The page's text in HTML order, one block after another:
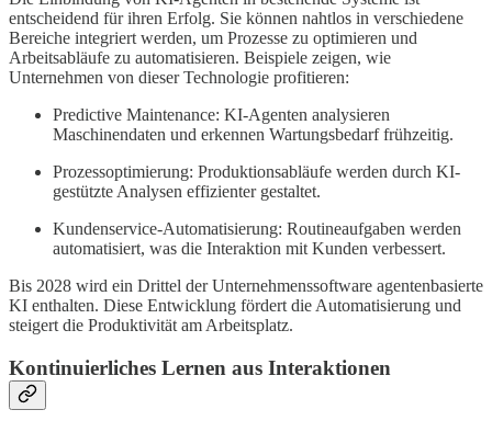
entscheidend für ihren Erfolg. Sie können nahtlos in verschiedene
Bereiche integriert werden, um Prozesse zu optimieren und
Arbeitsabläufe zu automatisieren. Beispiele zeigen, wie
Unternehmen von dieser Technologie profitieren:
Predictive Maintenance: KI-Agenten analysieren
Maschinendaten und erkennen Wartungsbedarf frühzeitig.
Prozessoptimierung: Produktionsabläufe werden durch KI-
gestützte Analysen effizienter gestaltet.
Kundenservice-Automatisierung: Routineaufgaben werden
automatisiert, was die Interaktion mit Kunden verbessert.
Bis 2028 wird ein Drittel der Unternehmenssoftware agentenbasierte
KI enthalten. Diese Entwicklung fördert die Automatisierung und
steigert die Produktivität am Arbeitsplatz.
Kontinuierliches Lernen aus Interaktionen